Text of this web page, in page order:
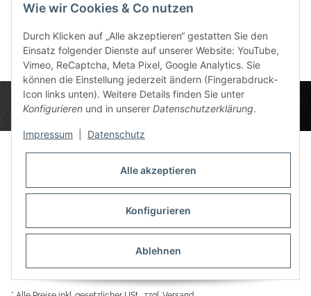
Datenschutz-Einstellungen
Wie wir Cookies & Co nutzen
Durch Klicken auf „Alle akzeptieren“ gestatten Sie den
Einsatz folgender Dienste auf unserer Website: YouTube,
Vimeo, ReCaptcha, Meta Pixel, Google Analytics. Sie
können die Einstellung jederzeit ändern (Fingerabdruck-
Icon links unten). Weitere Details finden Sie unter
Konfigurieren und in unserer Datenschutzerklärung.
Impressum Datenschutz
Alle akzeptieren
Konfigurieren
Ablehnen